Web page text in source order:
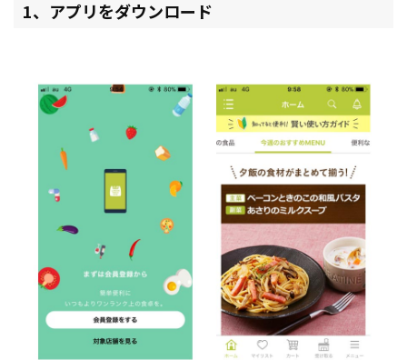
1、アプリをダウンロード